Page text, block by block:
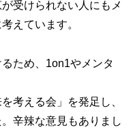
受けられない人にもメ
えています。
ため、1on1やメンタ
考える会」を発足し、
辛辣な意見もありまし